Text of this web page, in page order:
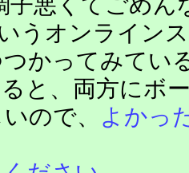
うオンライン
かってみてい
と、両方にボ
ので、
よかっ